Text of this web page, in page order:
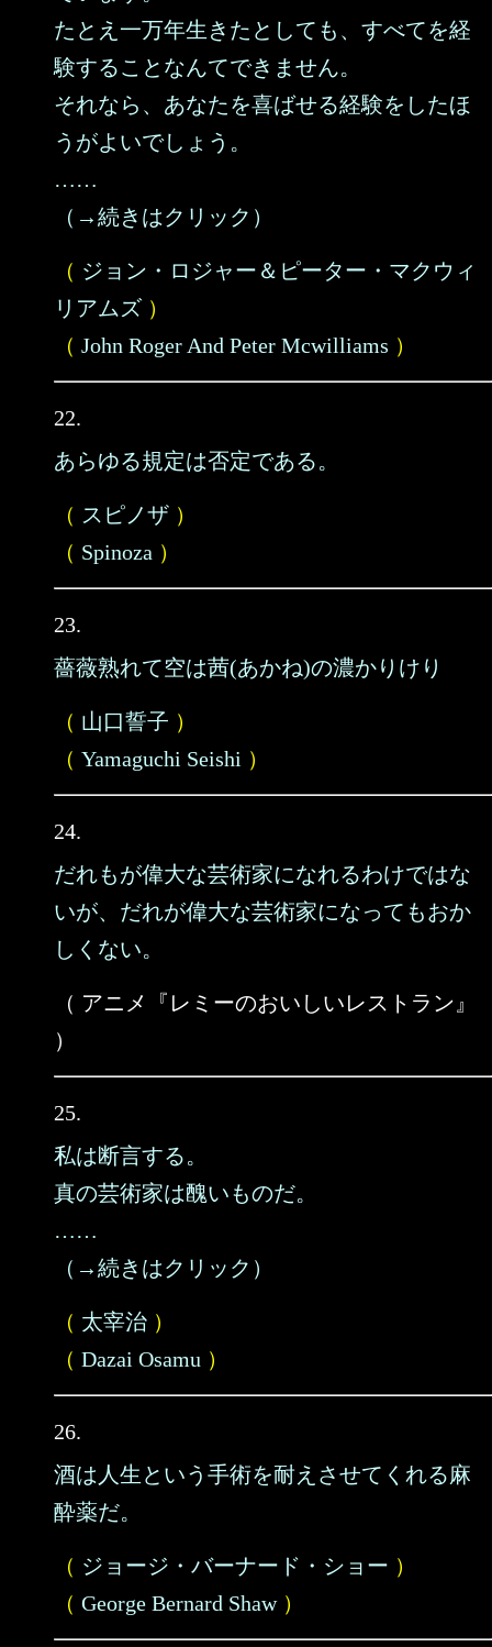
たとえ一万年生きたとしても、すべてを経
験することなんてできません。
それなら、あなたを喜ばせる経験をしたほ
うがよいでしょう。
……
（→続きはクリック）
（ ジョン・ロジャー＆ピーター・マクウィ
リアムズ ）
（ John Roger And Peter Mcwilliams ）
22.
あらゆる規定は否定である。
（ スピノザ ）
（ Spinoza ）
23.
薔薇熟れて空は茜(あかね)の濃かりけり
（ 山口誓子 ）
（ Yamaguchi Seishi ）
24.
だれもが偉大な芸術家になれるわけではな
いが、だれが偉大な芸術家になってもおか
しくない。
（ アニメ『レミーのおいしいレストラン』
）
25.
私は断言する。
真の芸術家は醜いものだ。
……
（→続きはクリック）
（ 太宰治 ）
（ Dazai Osamu ）
26.
酒は人生という手術を耐えさせてくれる麻
酔薬だ。
（ ジョージ・バーナード・ショー ）
（ George Bernard Shaw）